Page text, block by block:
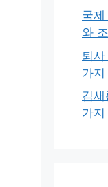
국
와
퇴
가지
김
가